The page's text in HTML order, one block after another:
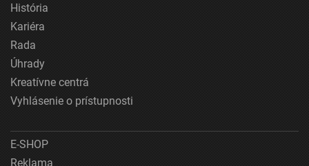
História
Kariéra
Rada
Úhrady
Kreatívne centrá
Vyhlásenie o prístupnosti
E-SHOP
Reklama